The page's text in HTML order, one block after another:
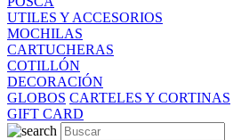
UTILES Y ACCESORIOS
MOCHILAS
CARTUCHERAS
COTILLÓN
DECORACIÓN
GLOBOS CARTELES Y CORTINAS
GIFT CARD